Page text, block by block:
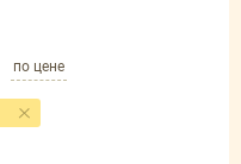
по цене